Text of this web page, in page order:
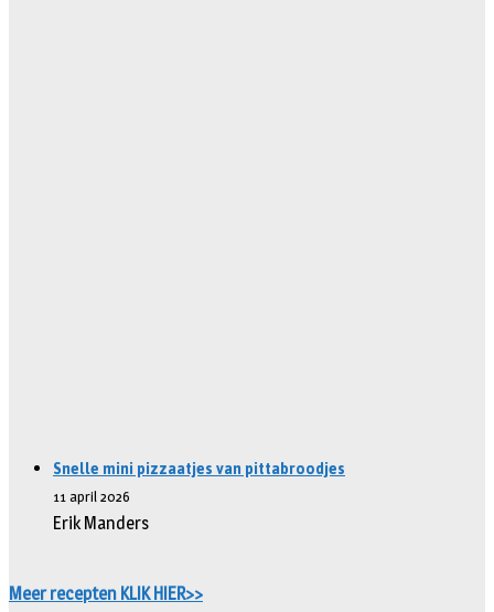
Snelle mini pizzaatjes van pittabroodjes
11 april 2026
Erik Manders
Meer recepten KLIK HIER>>